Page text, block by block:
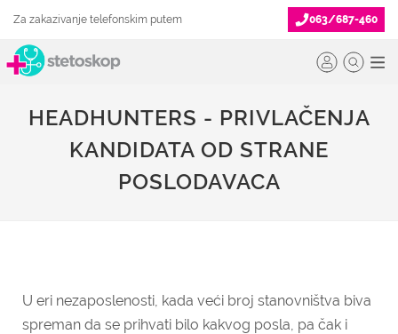
Za zakazivanje telefonskim putem 063/687-460
HEADHUNTERS - PRIVLAČENJA
KANDIDATA OD STRANE
POSLODAVACA
U eri nezaposlenosti, kada veći broj stanovništva biva
spreman da se prihvati bilo kakvog posla, pa čak i